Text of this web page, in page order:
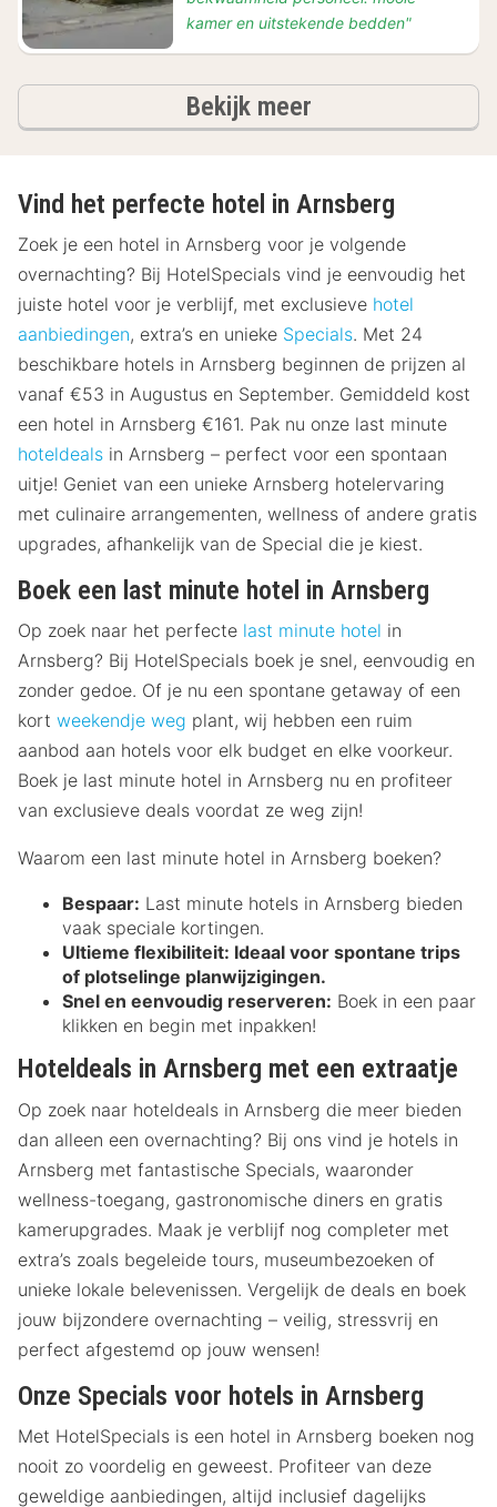
kamer en uitstekende bedden"
Bekijk meerhotels
Vind het perfecte hotel in Arnsberg
Zoek je een hotel in Arnsberg voor je volgende
overnachting? Bij HotelSpecials vind je eenvoudig het
juiste hotel voor je verblijf, met exclusieve hotel
aanbiedingen, extra’s en unieke Specials. Met 24
beschikbare hotels in Arnsberg beginnen de prijzen al
vanaf €53 in Augustus en September. Gemiddeld kost
een hotel in Arnsberg €161. Pak nu onze last minute
hoteldeals in Arnsberg – perfect voor een spontaan
uitje! Geniet van een unieke Arnsberg hotelervaring
met culinaire arrangementen, wellness of andere gratis
upgrades, afhankelijk van de Special die je kiest.
Boek een last minute hotel in Arnsberg
Op zoek naar het perfecte last minute hotel in
Arnsberg? Bij HotelSpecials boek je snel, eenvoudig en
zonder gedoe. Of je nu een spontane getaway of een
kort weekendje weg plant, wij hebben een ruim
aanbod aan hotels voor elk budget en elke voorkeur.
Boek je last minute hotel in Arnsberg nu en profiteer
van exclusieve deals voordat ze weg zijn!
Waarom een last minute hotel in Arnsberg boeken?
Bespaar: Last minute hotels in Arnsberg bieden
vaak speciale kortingen.
Ultieme flexibiliteit: Ideaal voor spontane trips
of plotselinge planwijzigingen.
Snel en eenvoudig reserveren: Boek in een paar
klikken en begin met inpakken!
Hoteldeals in Arnsberg met een extraatje
Op zoek naar hoteldeals in Arnsberg die meer bieden
dan alleen een overnachting? Bij ons vind je hotels in
Arnsberg met fantastische Specials, waaronder
wellness-toegang, gastronomische diners en gratis
kamerupgrades. Maak je verblijf nog completer met
extra’s zoals begeleide tours, museumbezoeken of
unieke lokale belevenissen. Vergelijk de deals en boek
jouw bijzondere overnachting – veilig, stressvrij en
perfect afgestemd op jouw wensen!
Onze Specials voor hotels in Arnsberg
Met HotelSpecials is een hotel in Arnsberg boeken nog
nooit zo voordelig en geweest. Profiteer van deze
geweldige aanbiedingen, altijd inclusief dagelijks